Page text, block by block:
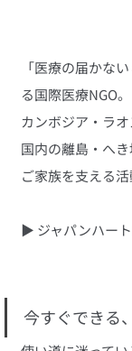
「医療の届かな
る国際医療NGO。
カンボジア・ラ
国内の離島・へ
ご家族を支える
▶ ジャパンハー
今すぐできる